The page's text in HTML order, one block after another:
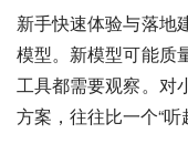
新手快速体验与落地
模型。新模型可能质
工具都需要观察。对
方案，往往比一个“听